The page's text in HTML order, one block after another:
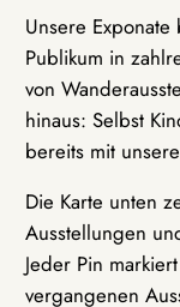
Unsere
Publikum in
von
hinaus: Selbst
bereits mit
Die Karte unten
Ausstellungen
Jeder Pin
vergangenen